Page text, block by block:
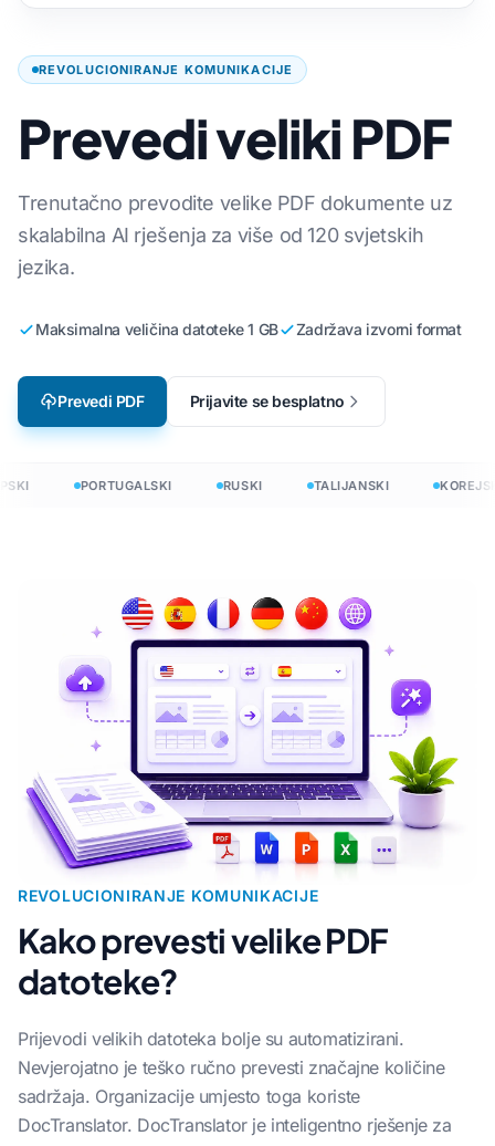
REVOLUCIONIRANJE KOMUNIKACIJE
Prevedi veliki PDF
Trenutačno prevodite velike PDF dokumente uz
skalabilna AI rješenja za više od 120 svjetskih
jezika.
Maksimalna veličina datoteke 1 GB Zadržava izvorni format
Prevedi PDF Prijavite se besplatno
PORTUGALSKI RUSKI TALIJANSKI
REVOLUCIONIRANJE KOMUNIKACIJE
Kako prevesti velike PDF
datoteke?
Prijevodi velikih datoteka bolje su automatizirani.
Nevjerojatno je teško ručno prevesti značajne količine
sadržaja. Organizacije umjesto toga koriste
DocTranslator. DocTranslator je inteligentno rješenje za